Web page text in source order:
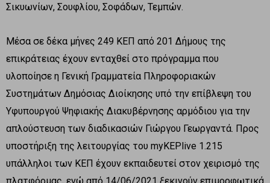
Σικυωνίων, Σουφλίου, Σοφάδων, Τεμπών.
Μέσα σε δέκα μήνες 249 ΚΕΠ από 201 Δήμους της
επικράτειας έχουν ενταχθεί στο πρόγραμμα που
υλοποίησε η Γενική Γραμματεία Πληροφοριακών
Συστημάτων Δημόσιας Διοίκησης υπό την επίβλεψη του
Υφυπουργού Ψηφιακής Διακυβέρνησης αρμόδιου για την
απλούστευση των διαδικασιών Γιώργου Γεωργαντά. Προς
υποστήριξη της λειτουργίας του myKEPlive 1.215
υπάλληλοι των ΚΕΠ έχουν εκπαιδευτεί στον χειρισμό της